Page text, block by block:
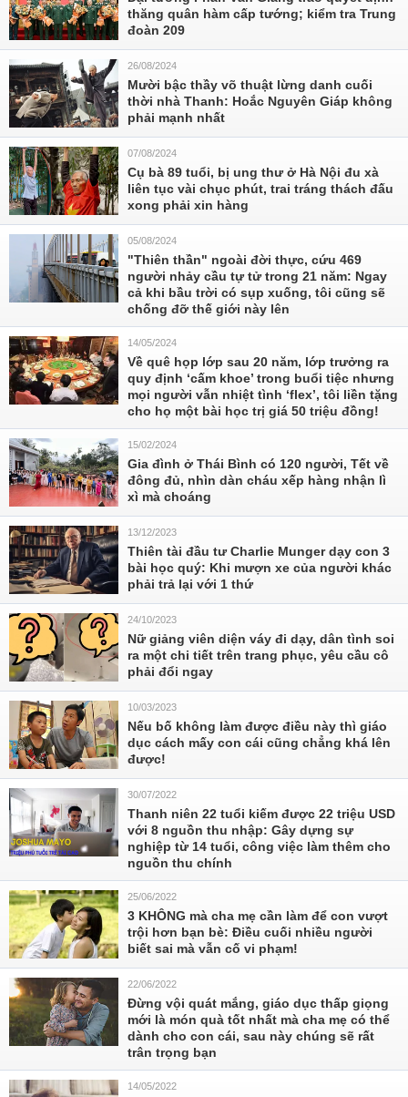
thăng quân hàm cấp tướng; kiểm tra Trung
đoàn 209
26/08/2024
Mười bậc thầy võ thuật lừng danh cuối
thời nhà Thanh: Hoắc Nguyên Giáp không
phải mạnh nhất
07/08/2024
Cụ bà 89 tuổi, bị ung thư ở Hà Nội đu xà
liên tục vài chục phút, trai tráng thách đấu
xong phải xin hàng
05/08/2024
"Thiên thần" ngoài đời thực, cứu 469
người nhảy cầu tự tử trong 21 năm: Ngay
cả khi bầu trời có sụp xuống, tôi cũng sẽ
chống đỡ thế giới này lên
14/05/2024
Về quê họp lớp sau 20 năm, lớp trưởng ra
quy định ‘cấm khoe’ trong buổi tiệc nhưng
mọi người vẫn nhiệt tình ‘flex’, tôi liền tặng
cho họ một bài học trị giá 50 triệu đồng!
15/02/2024
Gia đình ở Thái Bình có 120 người, Tết về
đông đủ, nhìn dàn cháu xếp hàng nhận lì
xì mà choáng
13/12/2023
Thiên tài đầu tư Charlie Munger dạy con 3
bài học quý: Khi mượn xe của người khác
phải trả lại với 1 thứ
24/10/2023
Nữ giảng viên diện váy đi dạy, dân tình soi
ra một chi tiết trên trang phục, yêu cầu cô
phải đổi ngay
10/03/2023
Nếu bố không làm được điều này thì giáo
dục cách mấy con cái cũng chẳng khá lên
được!
30/07/2022
Thanh niên 22 tuổi kiếm được 22 triệu USD
với 8 nguồn thu nhập: Gây dựng sự
nghiệp từ 14 tuổi, công việc làm thêm cho
nguồn thu chính
25/06/2022
3 KHÔNG mà cha mẹ cần làm để con vượt
trội hơn bạn bè: Điều cuối nhiều người
biết sai mà vẫn cố vi phạm!
22/06/2022
Đừng vội quát mắng, giáo dục thấp giọng
mới là món quà tốt nhất mà cha mẹ có thể
dành cho con cái, sau này chúng sẽ rất
trân trọng bạn
14/05/2022